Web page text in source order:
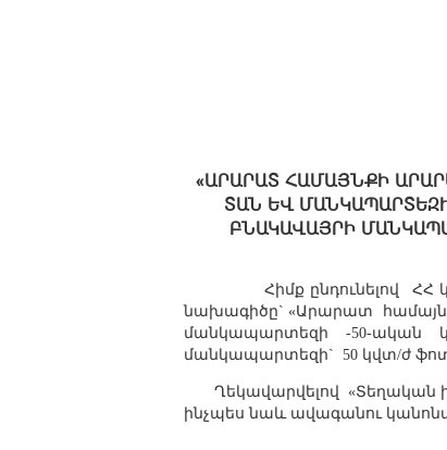
«ԱՐԱՐԱՏ ՀԱՄԱՅՆՔԻ
ՏԱՆ ԵՎ
ԲՆԱԿԱՎԱՅՐԻ
Հիմք ընդունելով ՀՀ
նախագիծը` «Արարատ
մանկապարտեզի -50-ական
մանկապարտեզի` 50 կվտ/ժ
Ղեկավարվելով
«Տեղական
ինչպես նաև ավագանու